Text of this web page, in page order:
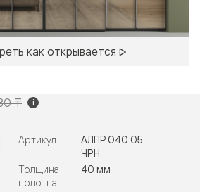
как открывается
₸ i
Артикул
АЛПР 040.05
ЧРН
Толщина
полотна
40 мм